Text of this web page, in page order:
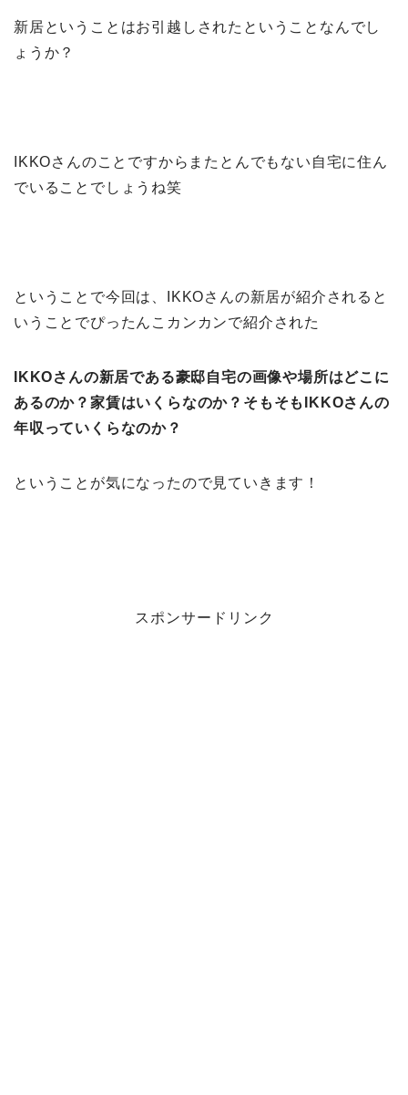
新居ということはお引越しされたということなんでし
ょうか？
IKKOさんのことですからまたとんでもない自宅に住ん
でいることでしょうね笑
ということで今回は、IKKOさんの新居が紹介されると
いうことでぴったんこカンカンで紹介された
IKKOさんの新居である豪邸自宅の画像や場所はどこに
あるのか？家賃はいくらなのか？そもそもIKKOさんの
年収っていくらなのか？
ということが気になったので見ていきます！
スポンサードリンク